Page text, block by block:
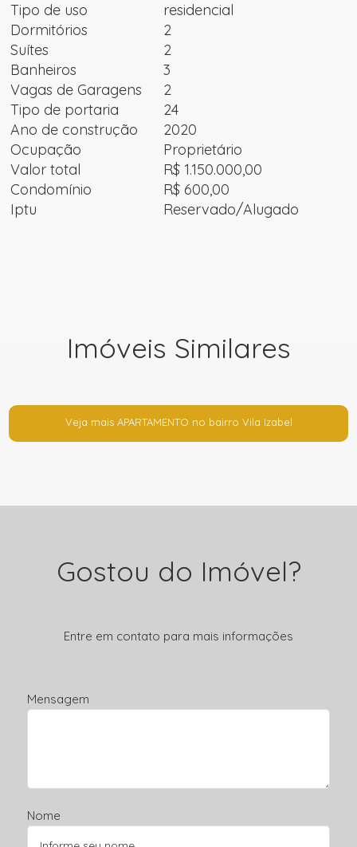
Tipo de uso
residencial
Dormitórios
2
Suítes
2
Banheiros
3
Vagas de Garagens
2
Tipo de portaria
24
Ano de construção
2020
Ocupação
Proprietário
Valor total
R$ 1.150.000,00
Condomínio
R$ 600,00
Iptu
Reservado/Alugado
Imóveis Similares
Veja mais APARTAMENTO no bairro Vila Izabel
Gostou do Imóvel?
Entre em contato para mais informações
Mensagem
Nome